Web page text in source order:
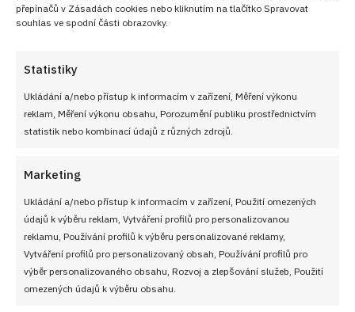
přepínačů v Zásadách cookies nebo kliknutím na tlačítko Spravovat
souhlas ve spodní části obrazovky.
Statistiky
Ukládání a/nebo přístup k informacím v zařízení, Měření výkonu
reklam, Měření výkonu obsahu, Porozumění publiku prostřednictvím
statistik nebo kombinací údajů z různých zdrojů.
Marketing
Ukládání a/nebo přístup k informacím v zařízení, Použití omezených
údajů k výběru reklam, Vytváření profilů pro personalizovanou
reklamu, Používání profilů k výběru personalizované reklamy,
Vytváření profilů pro personalizovaný obsah, Používání profilů pro
výběr personalizovaného obsahu, Rozvoj a zlepšování služeb, Použití
omezených údajů k výběru obsahu.
Retro kvíz o sušenkách a cukrovinkách z dob
socialismu: 10/10 bodů dnes získá jen málokdo
6. 8. 2026